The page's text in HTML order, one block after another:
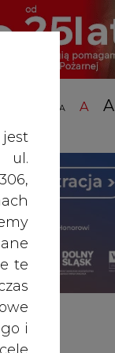
A A A
ul.
te
i